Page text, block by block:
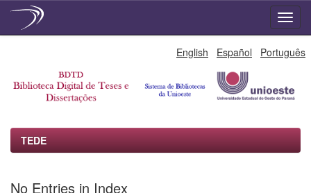
English Español Português
TEDE
No Entries in Index